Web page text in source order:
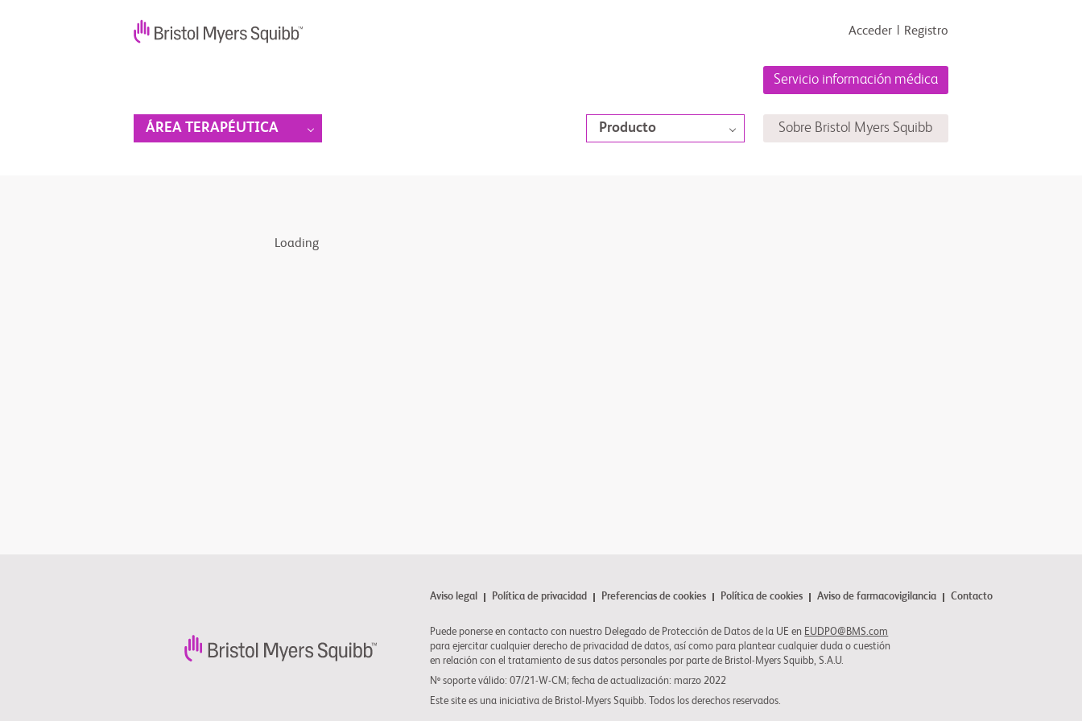
Acceder Registro
ÁREA TERAPÉUTICA Producto
Servicio información médica
Sobre Bristol Myers Squibb
Loading
Aviso legal Política de privacidad Preferencias de cookies Política de cookies Aviso de farmacovigilancia Contacto
Puede ponerse en contacto con nuestro Delegado de Protección de Datos de la UE en EUDPO@BMS.com
para ejercitar cualquier derecho de privacidad de datos, así como para plantear cualquier duda o cuestión
en relación con el tratamiento de sus datos personales por parte de Bristol-Myers Squibb, S.A.U.
Nº soporte válido: 07/21-W-CM; fecha de actualización: marzo 2022
Este site es una iniciativa de Bristol-Myers Squibb. Todos los derechos reservados.